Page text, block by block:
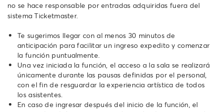
no se hace responsable por entradas adquiridas fuera del
sistema Ticketmaster.
Te sugerimos llegar con al menos 30 minutos de
anticipación para facilitar un ingreso expedito y comenzar
la función puntualmente.
Una vez iniciada la función, el acceso a la sala se realizará
únicamente durante las pausas definidas por el personal,
con el fin de resguardar la experiencia artística de todos
los asistentes.
En caso de ingresar después del inicio de la función, el